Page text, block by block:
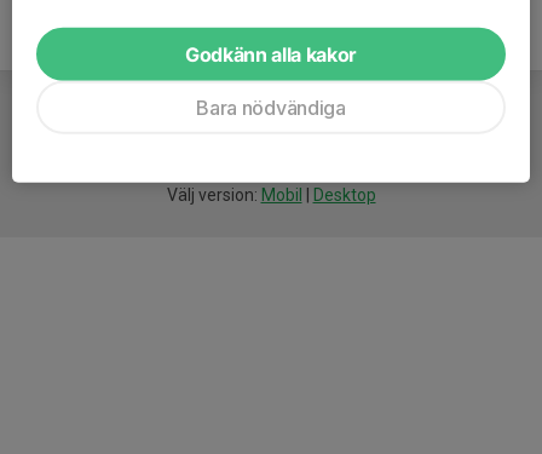
Välj version: Mobil Desktop
Godkänn alla kakor
Bara nödvändiga